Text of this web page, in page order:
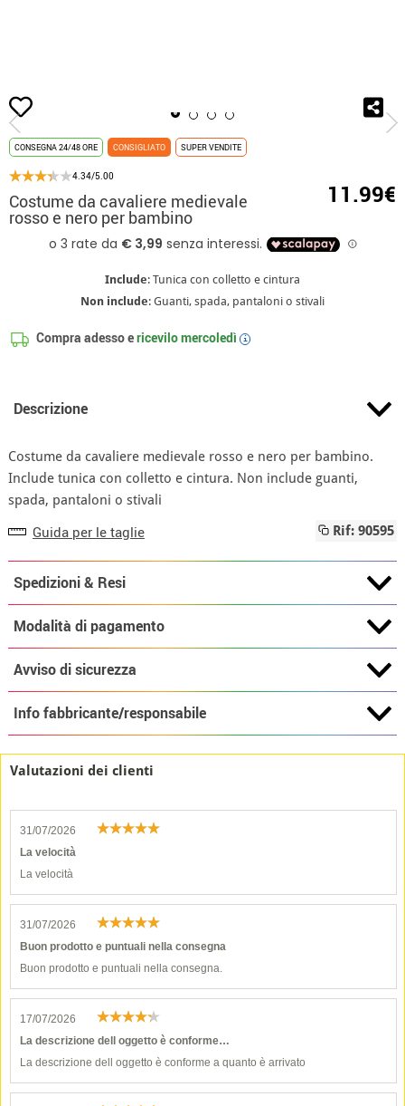
Inizio
CONSEGNA 24/48 ORE CONSIGLIATO SUPER VENDITE
4.34/5.00
Costume da cavaliere medievale
rosso e nero per bambino
11.99€
Include: Tunica con colletto e cintura
Non include: Guanti, spada, pantaloni o stivali
Compra adesso ericevilomercoledì i
Descrizione
Costume da cavaliere medievale rosso e nero per bambino.
Include tunica con colletto e cintura. Non include guanti,
spada, pantaloni o stivali
Guida per le taglie Rif: 90595
Spedizioni & Resi
Modalità di pagamento
Avviso di sicurezza
Info fabbricante/responsabile
Valutazioni dei clienti
31/07/2026
La velocità
La velocità
31/07/2026
Buon prodotto e puntuali nella consegna
Buon prodotto e puntuali nella consegna.
17/07/2026
La descrizione dell oggetto è conforme…
La descrizione dell oggetto è conforme a quanto è arrivato